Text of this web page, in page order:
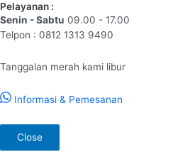
Pelayanan :
Senin - Sabtu 09.00 - 17.00
Telpon : 0812 1313 9490
Tanggalan merah kami libur
Informasi & Pemesanan
Close